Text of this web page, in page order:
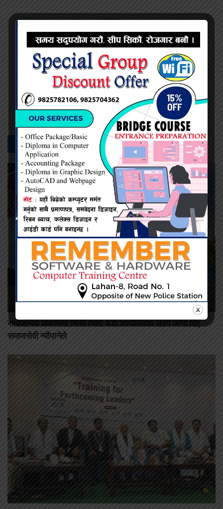
नेत्र दैनिक
सम्बन्धित -समाचार
सार्वजनिक विकासमा निजी त्याग: वडा कार्यालयका लागि जग्गा दिए
समाजसेवी न्यौपानेले